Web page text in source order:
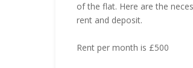
of the flat. Here are the
rent and deposit.
Rent per month is £500